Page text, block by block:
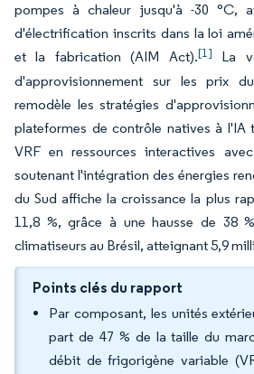
pompes à chaleur jusqu'à -30 °C,
d'électrification inscrits dans la loi
et la fabrication (AIM Act).[1]
La
d'approvisionnement sur les prix
remodèle les stratégies
plateformes de contrôle natives à l'IA
VRF en ressources interactives
soutenant l'intégration des énergies
du Sud affiche la croissance la plus
11,8 %, grâce à une hausse de 38
climatiseurs au Brésil, atteignant 5,9
Points clés du rapport
Par composant, les unités
part de 47 % de la taille du
débit de frigorigène variable